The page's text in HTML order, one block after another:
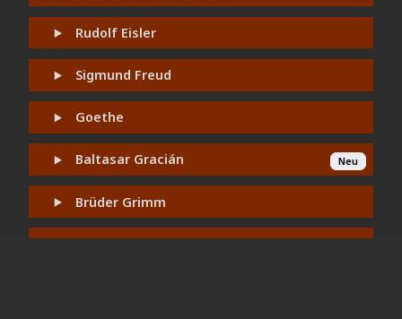
Rudolf Eisler
Sigmund Freud
Goethe
Baltasar Gracián Neu
Brüder Grimm
Heinrich Heine